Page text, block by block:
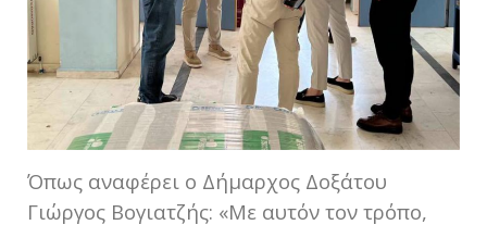
Όπως αναφέρει ο Δήμαρχος Δοξάτου
Γιώργος Βογιατζής: «Με αυτόν τον τρόπο,